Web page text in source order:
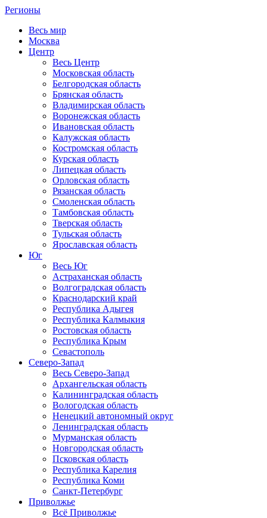
Регионы
Весь мир
Москва
Центр
Весь Центр
Московская область
Белгородская область
Брянская область
Владимирская область
Воронежская область
Ивановская область
Калужская область
Костромская область
Курская область
Липецкая область
Орловская область
Рязанская область
Смоленская область
Тамбовская область
Тверская область
Тульская область
Ярославская область
Юг
Весь Юг
Астраханская область
Волгоградская область
Краснодарский край
Республика Адыгея
Республика Калмыкия
Ростовская область
Республика Крым
Севастополь
Северо-Запад
Весь Северо-Запад
Архангельская область
Калининградская область
Вологодская область
Ненецкий автономный округ
Ленинградская область
Мурманская область
Новгородская область
Псковская область
Республика Карелия
Республика Коми
Санкт-Петербург
Приволжье
Всё Приволжье